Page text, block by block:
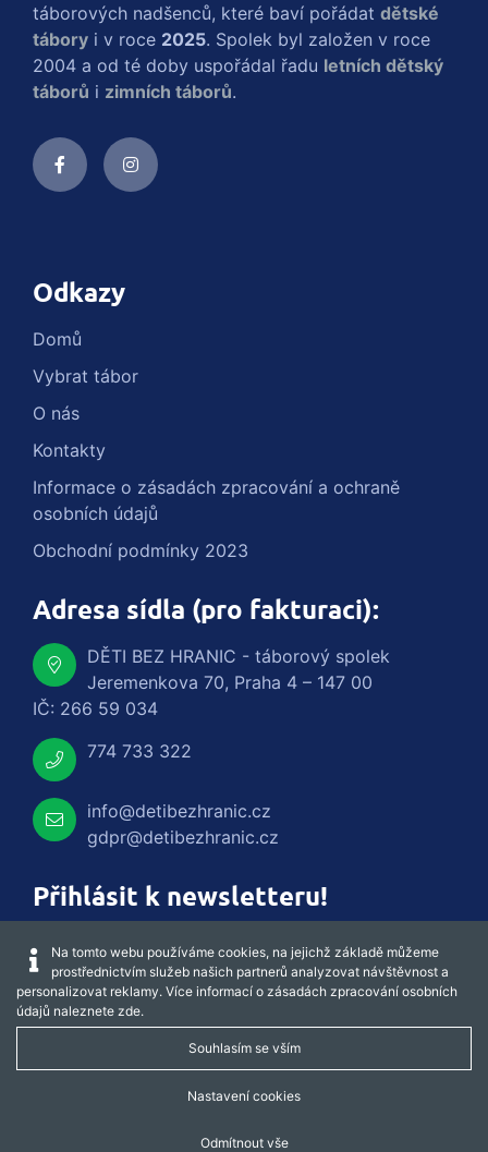
táborových nadšenců, které baví pořádat dětské
tábory i v roce 2025. Spolek byl založen v roce
2004 a od té doby uspořádal řadu letních dětský
táborů i zimních táborů.
Odkazy
Domů
Vybrat tábor
O nás
Kontakty
Informace o zásadách zpracování a ochraně
osobních údajů
Obchodní podmínky 2023
Adresa sídla (pro fakturaci):
DĚTI BEZ HRANIC - táborový spolek
Jeremenkova 70, Praha 4 – 147 00
IČ: 266 59 034
774 733 322
info@detibezhranic.cz
gdpr@detibezhranic.cz
Přihlásit k newsletteru!
Captcha obnovit
Na tomto webu používáme cookies, na jejichž základě můžeme
prostřednictvím služeb našich partnerů analyzovat návštěvnost a
personalizovat reklamy. Více informací o zásadách zpracování osobních
údajů naleznete zde.
Souhlasím se vším
Nastavení cookies
Odmítnout vše